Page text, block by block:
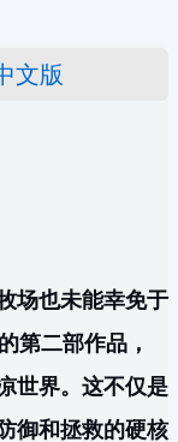
文版
场也未能幸免于
第二部作品，
世界。这不仅是
御和拯救的硬核